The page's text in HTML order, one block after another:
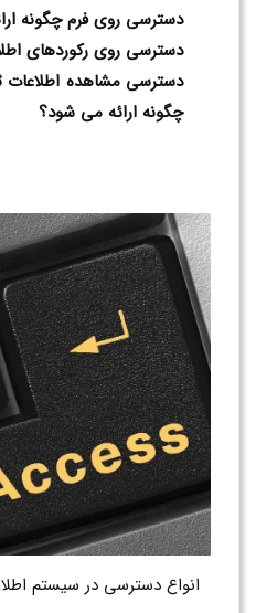
دسترسی روی فرم چگونه
دسترسی روی رکوردهای
دسترسی مشاهده اطلاعات
چگونه ارائه می شود؟
انواع دسترسی در سیستم